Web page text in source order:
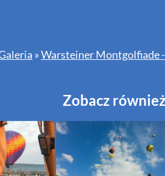
»Warsteiner Montgolfiade
Zobacz